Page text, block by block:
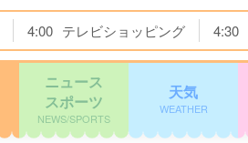
4:00 テレビショッピング 4:30
ニュース
スポーツ
NEWS/SPORTS
天気
WEATHER